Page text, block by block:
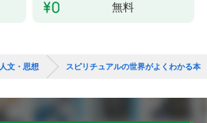
無料
人文・思想 スピリチュアルの世界がよくわかる本